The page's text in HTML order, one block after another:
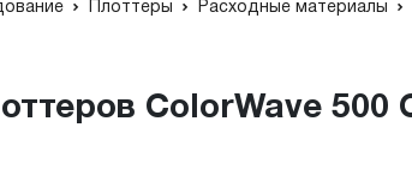
Плоттеры Расходные материалы
ColorWave 500